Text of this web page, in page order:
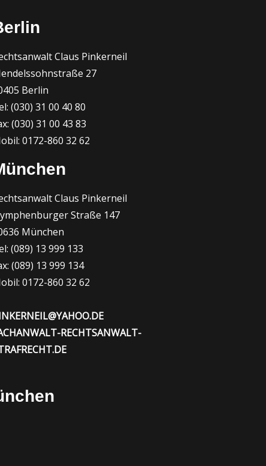
Claus Pinkerneil
27
Berlin
(030) 31 00 40 80
(030) 31 00 43 83
0172-860 32 62
Claus Pinkerneil
Straße 147
München
(089) 13 999 133
(089) 13 999 134
0172-860 32 62
RECHTSANWALT-